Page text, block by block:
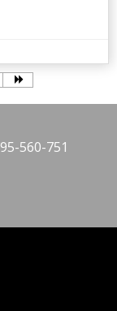
560-751